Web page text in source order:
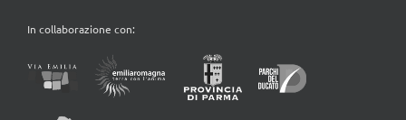
In collaborazione con: